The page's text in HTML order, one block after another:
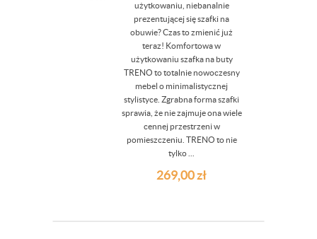
użytkowaniu, niebanalnie
prezentującej się szafki na
obuwie? Czas to zmienić już
teraz! Komfortowa w
użytkowaniu szafka na buty
TRENO to totalnie nowoczesny
mebel o minimalistycznej
stylistyce. Zgrabna forma szafki
sprawia, że nie zajmuje ona wiele
cennej przestrzeni w
pomieszczeniu. TRENO to nie
tylko ...
269,00zł